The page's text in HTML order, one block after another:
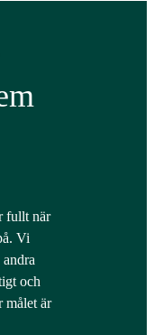
fullt när
Vi
och
målet är